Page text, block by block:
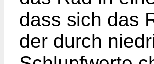
dass sich das
der durch